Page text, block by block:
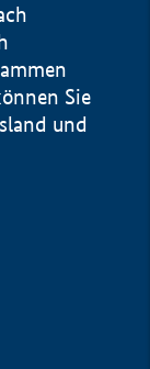
Sie
und